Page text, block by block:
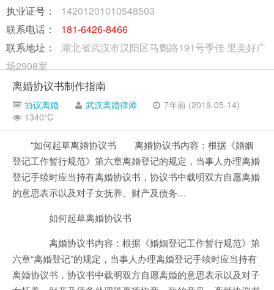
执业证号：
14201201010548503
联系电话：
181-6426-8466
联系地址：
湖北省武汉市汉阳区马鹦路191号季佳·里美好广
场2908室
离婚协议书制作指南
协议离婚 武汉离婚律师
7年前 (2019-05-14)
1340℃
“如何起草离婚协议书 离婚协议书内容：根据《婚姻
登记工作暂行规范》第六章离婚登记的规定，当事人办理离婚
登记手续时应当持有离婚协议书，协议书中载明双方自愿离婚
的意思表示以及对子女抚养、财产及债务…
如何起草离婚协议书
离婚协议书内容：根据《婚姻登记工作暂行规范》第
六章“离婚登记”的规定，当事人办理离婚登记手续时应当持有
离婚协议书，协议书中载明双方自愿离婚的意思表示以及对子